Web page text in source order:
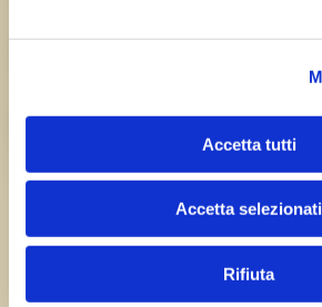
Accetta tutti
Accetta selezionati
Rifiuta